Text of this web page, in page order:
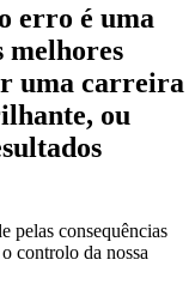
erro é uma
melhores
uma carreira
ou
pelas consequências
controlo da nossa